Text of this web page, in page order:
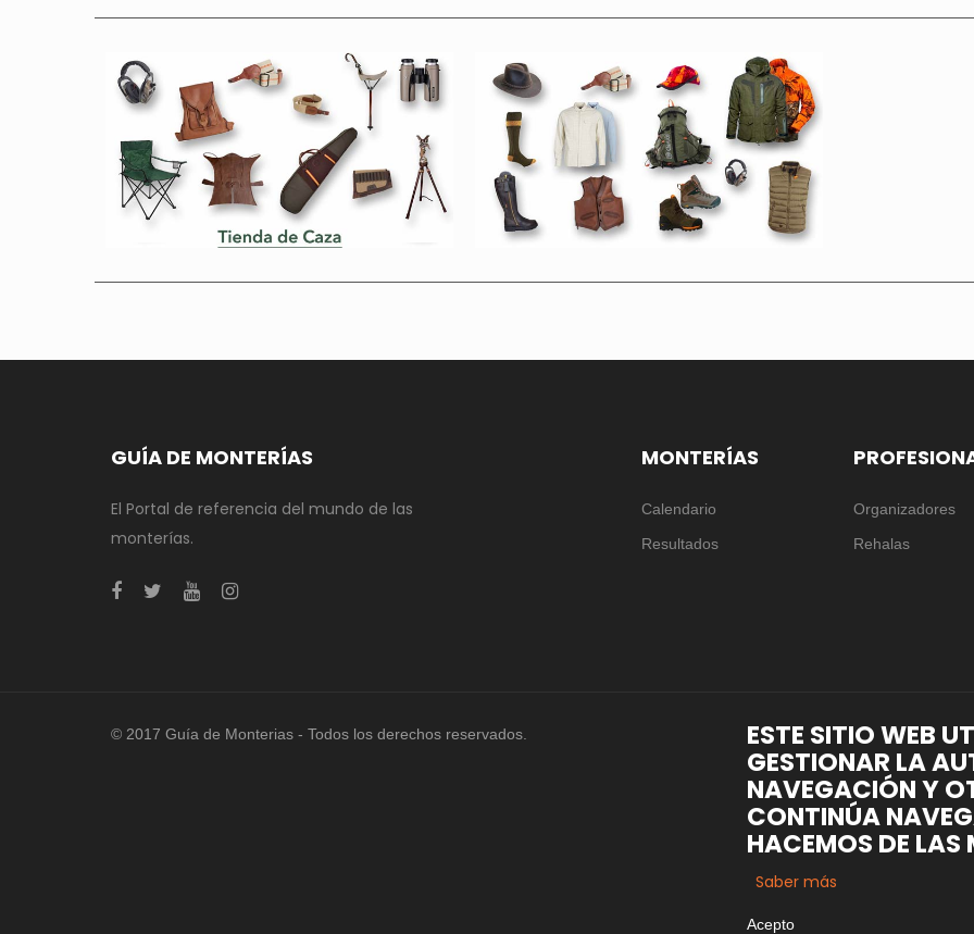
GUÍA DE MONTERÍAS
El Portal de referencia del mundo de las
monterías.
MONTERÍAS
Calendario
Resultados
Organizadores
Rehalas
© 2017 Guía de Monterias - Todos los derechos reservados. ESTE SITIO WEB
GESTIONAR LA
NAVEGACIÓN Y
CONTINÚA
HACEMOS DE LAS
Saber más
Acepto